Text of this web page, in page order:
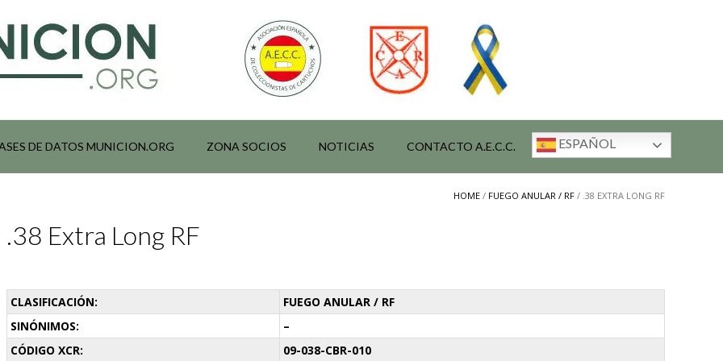
DE DATOS MUNICION.ORG ZONA SOCIOS NOTICIAS CONTACTO A.E.C.C. ESPAÑOL
HOME / FUEGO ANULAR / RF / .38 EXTRA LONG RF
.38 Extra Long RF
CLASIFICACIÓN:
FUEGO ANULAR / RF
SINÓNIMOS:
–
CÓDIGO XCR:
09-038-CBR-010